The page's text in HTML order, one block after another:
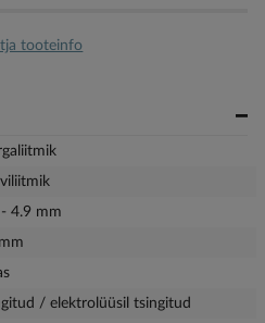
tooteinfo
4.9 mm
/ elektrolüüsil tsingitud